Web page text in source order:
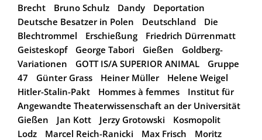
Brecht
Bruno Schulz Dandy
Deportation
Deutsche Besatzer in Polen
Deutschland
Die
Blechtrommel
Erschießung
Friedrich Dürrenmatt
Geisteskopf
George Tabori Gießen
Goldberg-
Variationen
GOTT IS/A SUPERIOR ANIMAL
Gruppe
47
Günter Grass Heiner Müller
Helene Weigel
Hitler-Stalin-Pakt
Hommes à femmes
Institut für
Angewandte Theaterwissenschaft an der Universität
Gießen
Jan Kott Jerzy Grotowski
Kosmopolit
Lodz
Marcel Reich-Ranicki Max Frisch
Moritz